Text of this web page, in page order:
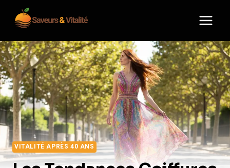
contenu
VITALITÉ APRÈS 40 ANS